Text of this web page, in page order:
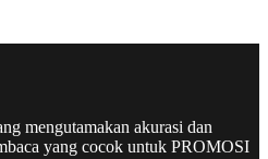
mengutamakan akurasi dan
yang cocok untuk PROMOSI